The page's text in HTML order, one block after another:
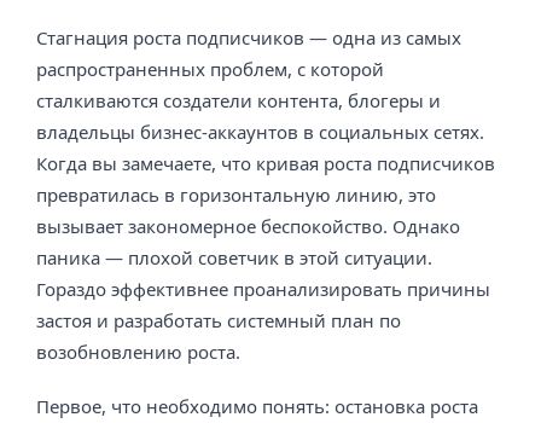
Стагнация роста подписчиков — одна из самых
распространенных проблем, с которой
сталкиваются создатели контента, блогеры и
владельцы бизнес-аккаунтов в социальных сетях.
Когда вы замечаете, что кривая роста подписчиков
превратилась в горизонтальную линию, это
вызывает закономерное беспокойство. Однако
паника — плохой советчик в этой ситуации.
Гораздо эффективнее проанализировать причины
застоя и разработать системный план по
возобновлению роста.
Первое, что необходимо понять: остановка роста